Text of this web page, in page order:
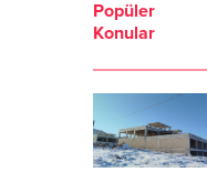
Popüler
Konular